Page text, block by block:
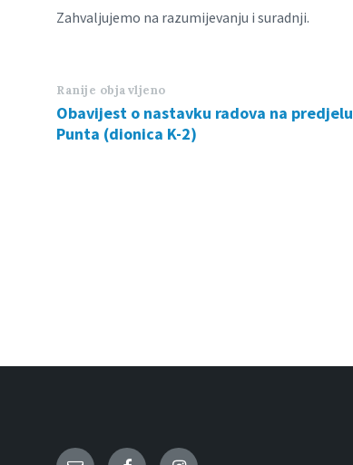
Zahvaljujemo na razumijevanju i suradnji.
Ranije objavljeno
Obavijest o nastavku radova na predjelu
Punta (dionica K-2)